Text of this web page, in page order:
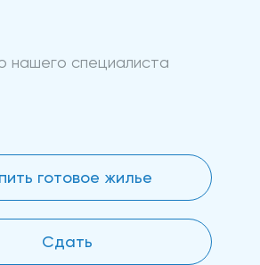
нашего специалиста
готовое жилье
Сдать